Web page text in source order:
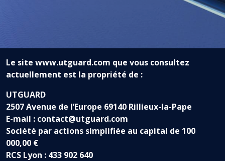
Le site www.utguard.com que vous consultez
actuellement est la propriété de :
UTGUARD
2507 Avenue de l’Europe 69140 Rillieux-la-Pape
E-mail : contact@utguard.com
Société par actions simplifiée au capital de 100
000,00 €
RCS Lyon : 433 902 640